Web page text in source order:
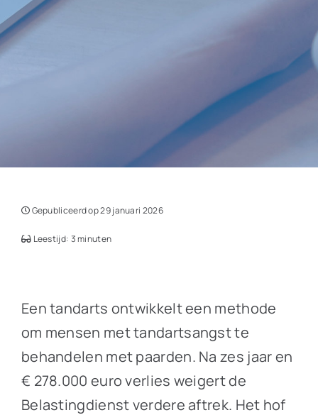
Gepubliceerd op 29 januari 2026
Leestijd: 3 minuten
Een tandarts ontwikkelt een methode
om mensen met tandartsangst te
behandelen met paarden. Na zes jaar en
€ 278.000 euro verlies weigert de
Belastingdienst verdere aftrek. Het hof